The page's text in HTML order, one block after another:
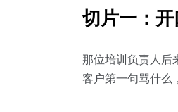
切片一：
那位培训负责人后
客户第一句骂什么